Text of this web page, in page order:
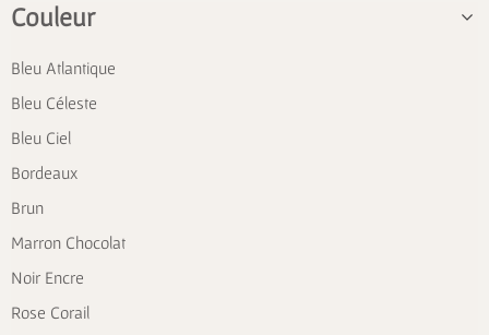
Couleur
Bleu Atlantique
Bleu Céleste
Bleu Ciel
Bordeaux
Brun
Marron Chocolat
Noir Encre
Rose Corail